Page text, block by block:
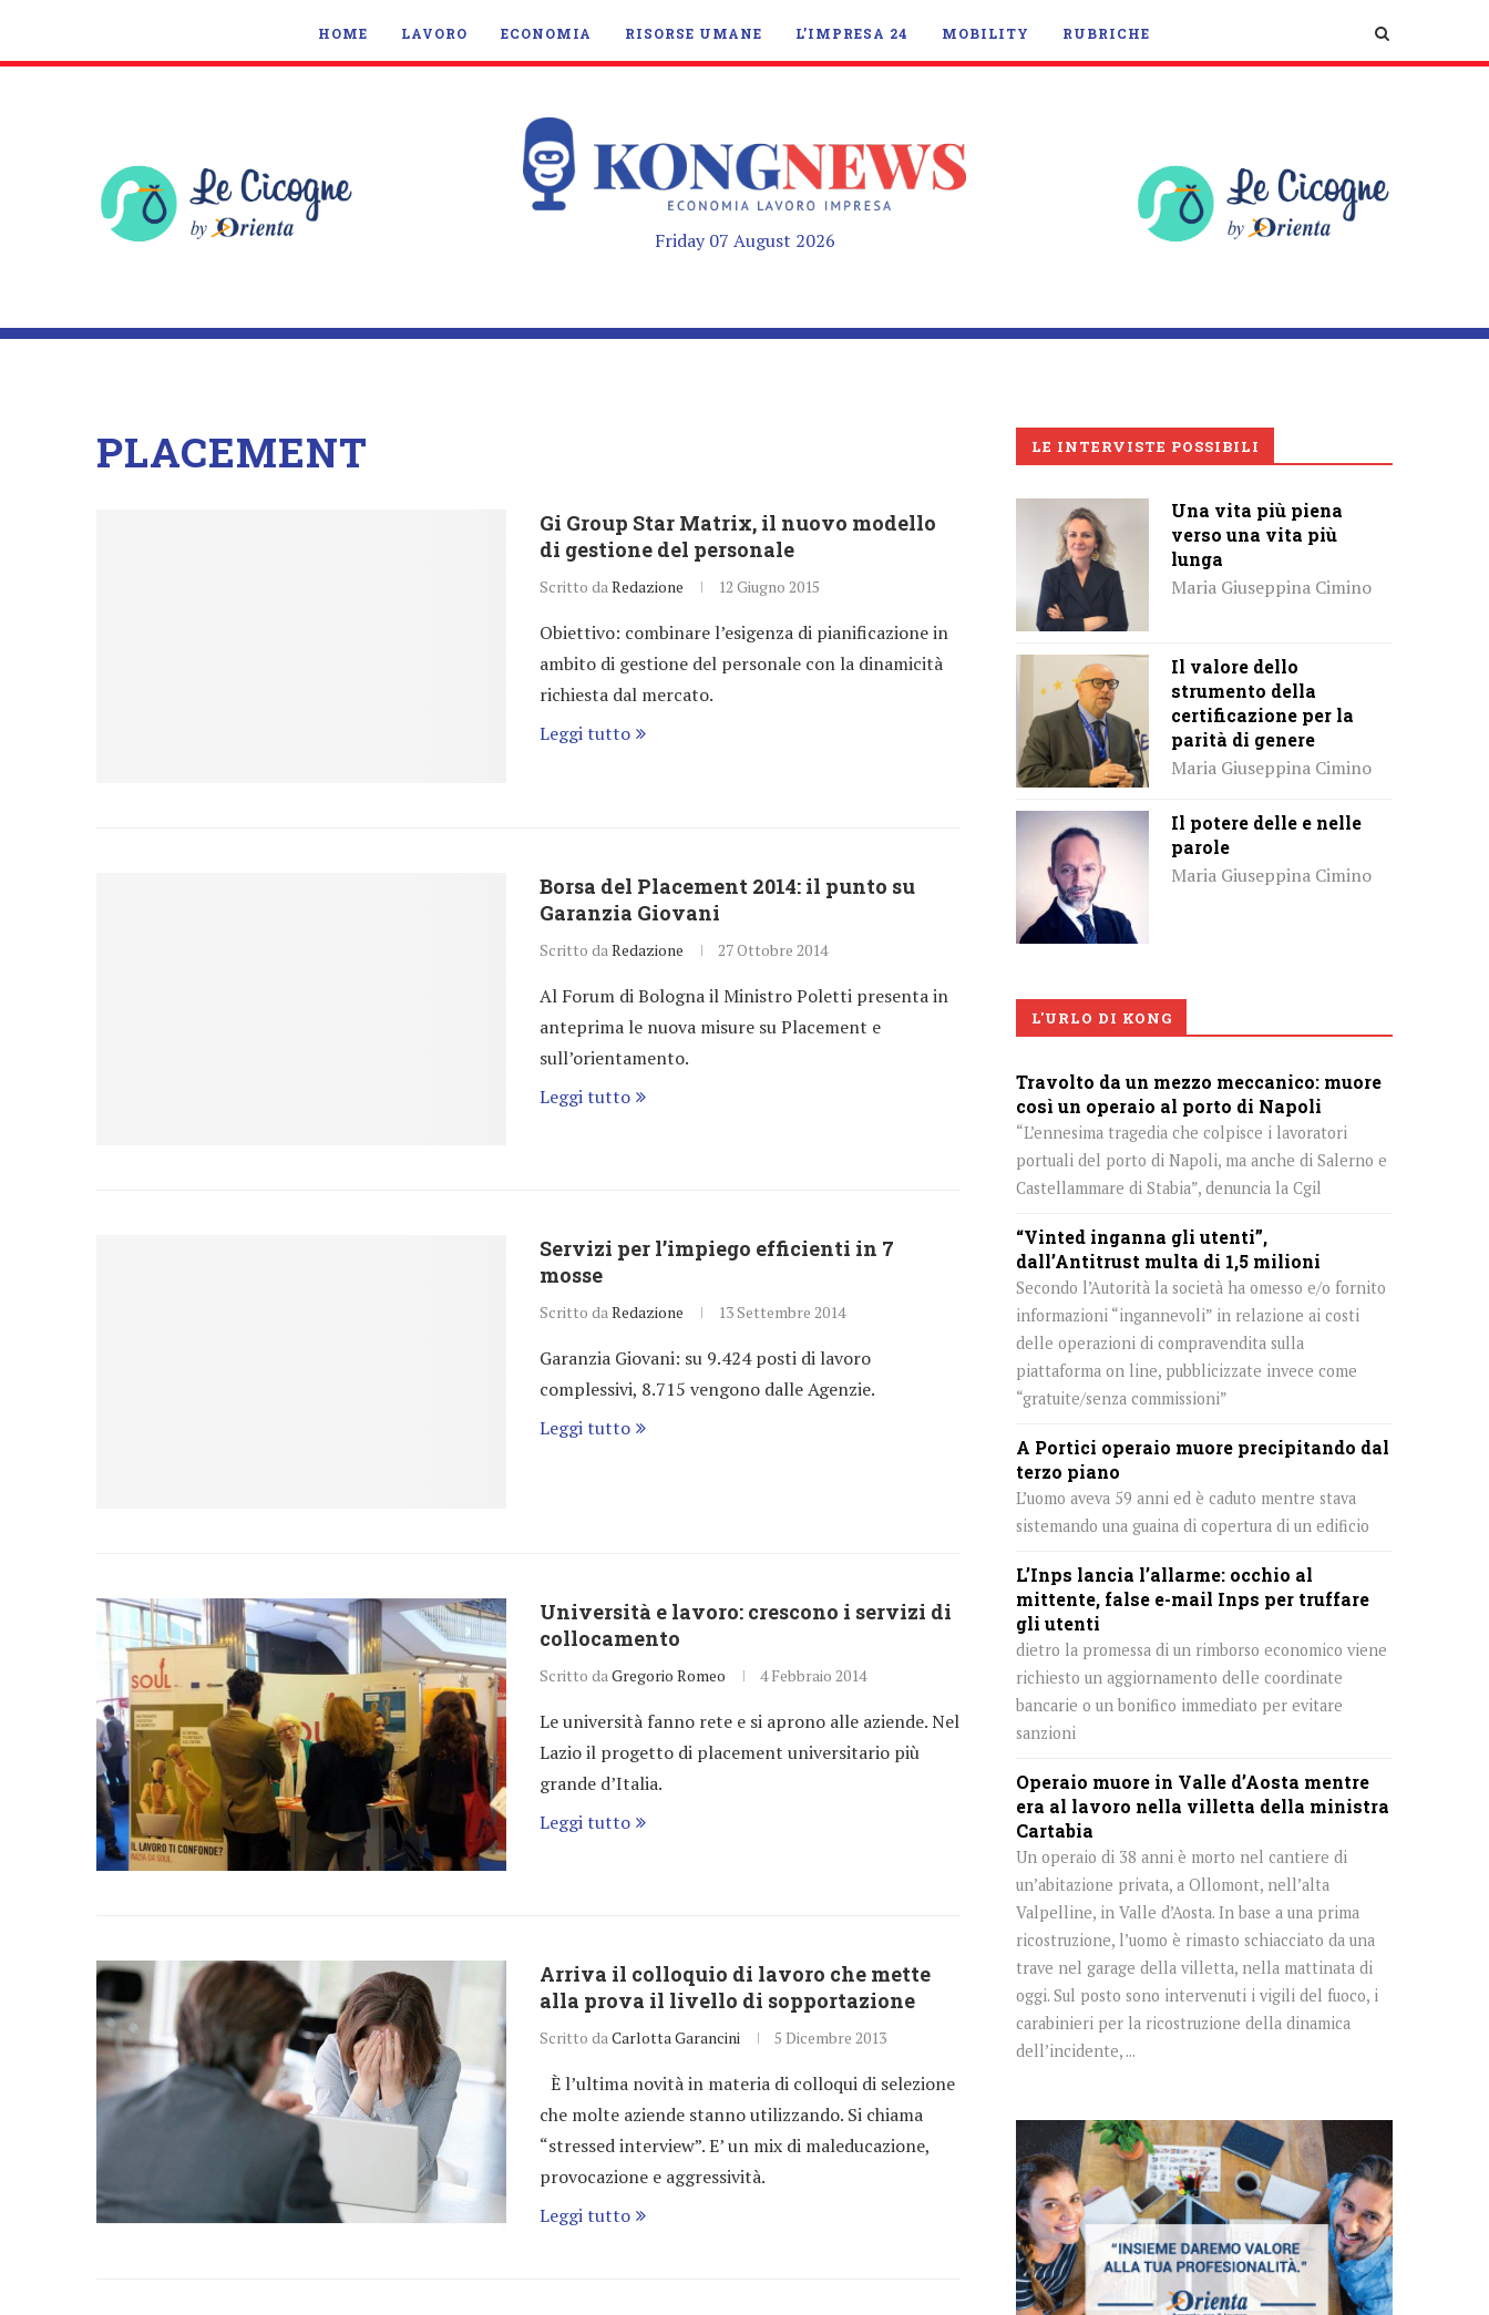
HOME LAVORO ECONOMIA RISORSE UMANE L’IMPRESA 24 MOBILITY RUBRICHE
Friday 07 August 2026
PLACEMENT
Gi Group Star Matrix, il nuovo modello
di gestione del personale
Scritto daRedazione 12 Giugno 2015
Obiettivo: combinare l’esigenza di pianificazione in
ambito di gestione del personale con la dinamicità
richiesta dal mercato.
Leggi tutto
Borsa del Placement 2014: il punto su
Garanzia Giovani
Scritto da Redazione 27 Ottobre 2014
Al Forum di Bologna il Ministro Poletti presenta in
anteprima le nuova misure su Placement e
sull’orientamento.
Leggi tutto
Servizi per l’impiego efficienti in 7
mosse
Scritto daRedazione 13 Settembre 2014
Garanzia Giovani: su 9.424 posti di lavoro
complessivi, 8.715 vengono dalle Agenzie.
Leggi tutto
Università e lavoro: crescono i servizi di
collocamento
Scritto daGregorio Romeo 4 Febbraio 2014
Le università fanno rete e si aprono alle aziende. Nel
Lazio il progetto di placement universitario più
grande d’Italia.
Leggi tutto
Arriva il colloquio di lavoro che mette
alla prova il livello di sopportazione
Scritto daCarlotta Garancini 5 Dicembre 2013
È l’ultima novità in materia di colloqui di selezione
che molte aziende stanno utilizzando. Si chiama
“stressed interview”. E’ un mix di maleducazione,
provocazione e aggressività.
Leggi tutto
LE INTERVISTE POSSIBILI
Una vita più piena
verso una vita più
lunga
Maria Giuseppina Cimino
Il valore dello
strumento della
certificazione per la
parità di genere
Maria Giuseppina Cimino
Il potere delle e nelle
parole
Maria Giuseppina Cimino
L'URLO DI KONG
Travolto da un mezzo meccanico: muore
così un operaio al porto di Napoli
“L’ennesima tragedia che colpisce i lavoratori
portuali del porto di Napoli, ma anche di Salerno e
Castellammare di Stabia”, denuncia la Cgil
“Vinted inganna gli utenti”,
dall’Antitrust multa di 1,5 milioni
Secondo l’Autorità la società ha omesso e/o fornito
informazioni “ingannevoli” in relazione ai costi
delle operazioni di compravendita sulla
piattaforma on line, pubblicizzate invece come
“gratuite/senza commissioni”
A Portici operaio muore precipitando dal
terzo piano
L’uomo aveva 59 anni ed è caduto mentre stava
sistemando una guaina di copertura di un edificio
L’Inps lancia l’allarme: occhio al
mittente, false e-mail Inps per truffare
gli utenti
dietro la promessa di un rimborso economico viene
richiesto un aggiornamento delle coordinate
bancarie o un bonifico immediato per evitare
sanzioni
Operaio muore in Valle d’Aosta mentre
era al lavoro nella villetta della ministra
Cartabia
Un operaio di 38 anni è morto nel cantiere di
un’abitazione privata, a Ollomont, nell’alta
Valpelline, in Valle d’Aosta. In base a una prima
ricostruzione, l’uomo è rimasto schiacciato da una
trave nel garage della villetta, nella mattinata di
oggi. Sul posto sono intervenuti i vigili del fuoco, i
carabinieri per la ricostruzione della dinamica
dell’incidente, ...